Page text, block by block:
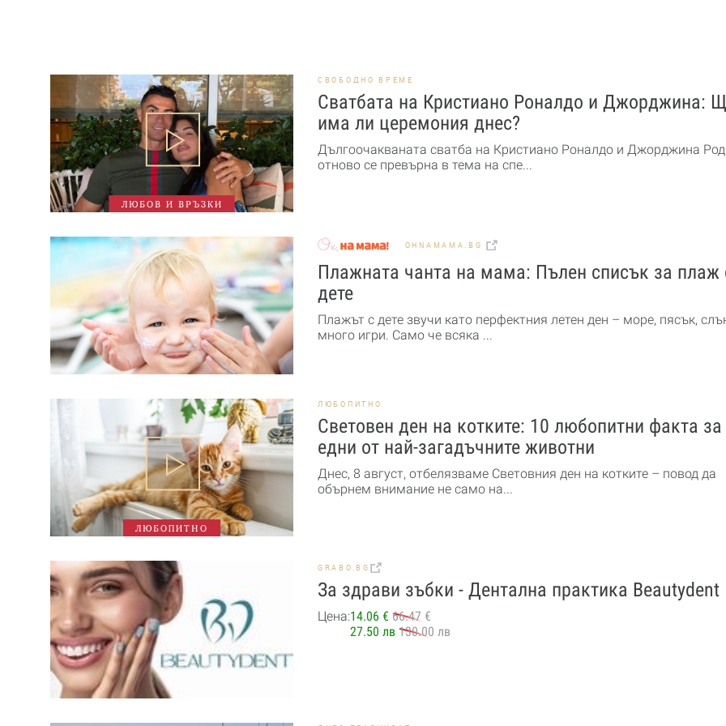
ЛЮБОВ И ВРЪЗКИ
СВОБОДНО ВРЕМЕ
Сватбата на Кристиано Роналдо и Джорджина:
има ли церемония днес?
Дългоочакваната сватба на Кристиано Роналдо и Джорджина
отново се превърна в тема на спе...
OHNAMAMA.BG
Плажната чанта на мама: Пълен списък за плаж
дете
Плажът с дете звучи като перфектния летен ден – море, пясък,
много игри. Само че всяка ...
ЛЮБОПИТНО
ЛЮБОПИТНО
Световен ден на котките: 10 любопитни факта за
едни от най-загадъчните животни
Днес, 8 август, отбелязваме Световния ден на котките – повод да
обърнем внимание не само на...
GRABO.BG
За здрави зъбки - Дентална практика Beautydent
Цена:14.06 € 66.47 €
27.50 лв 130.00 лв